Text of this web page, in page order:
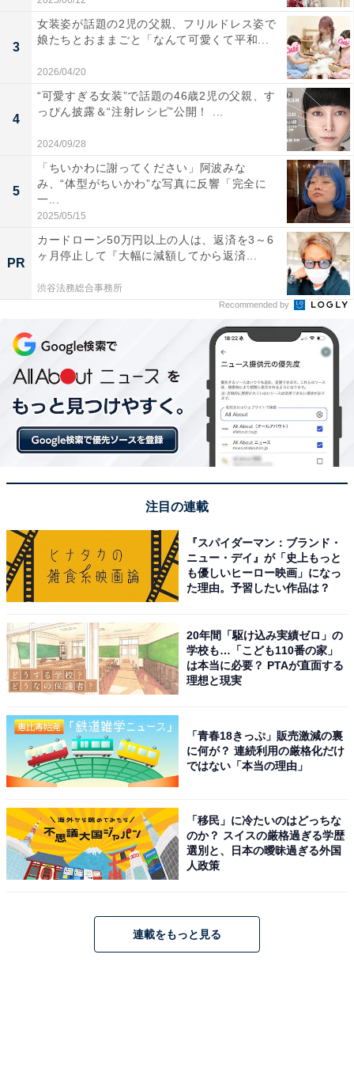
3
女装姿が話題の2児の父親、フリルドレス姿で
娘たちとおままごと「なんて可愛くて平和...
2026/04/20
4
“可愛すぎる女装”で話題の46歳2児の父親、す
っぴん披露＆“注射レシピ”公開！ ...
2024/09/28
5
「ちいかわに謝ってください」阿波みな
み、“体型がちいかわ”な写真に反響「完全に
一...
2025/05/15
PR
カードローン50万円以上の人は、返済を3～6
ヶ月停止して『大幅に減額してから返済...
渋谷法務総合事務所
Recommended by
注目の連載
『スパイダーマン：ブランド・
ニュー・デイ』が「史上もっと
も優しいヒーロー映画」になっ
た理由。予習したい作品は？
20年間「駆け込み実績ゼロ」の
学校も…「こども110番の家」
は本当に必要？ PTAが直面する
理想と現実
「青春18きっぷ」販売激減の裏
に何が？ 連続利用の厳格化だけ
ではない「本当の理由」
「移民」に冷たいのはどっちな
のか？ スイスの厳格過ぎる学歴
選別と、日本の曖昧過ぎる外国
人政策
連載をもっと見る